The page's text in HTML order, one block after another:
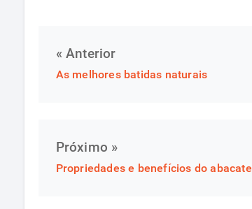
« Anterior
As melhores batidas naturais
Próximo »
Propriedades e benefícios do abacate